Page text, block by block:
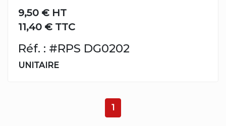
9,50 € HT
11,40 € TTC
Réf. : #RPS DG0202
UNITAIRE
1